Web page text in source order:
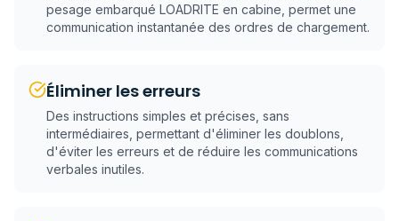
pesage embarqué LOADRITE en cabine, permet une
communication instantanée des ordres de chargement.
Éliminer les erreurs
Des instructions simples et précises, sans
intermédiaires, permettant d'éliminer les doublons,
d'éviter les erreurs et de réduire les communications
verbales inutiles.